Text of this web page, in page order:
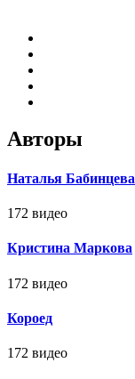
Авторы
Наталья Бабинцева
172 видео
Кристина Маркова
172 видео
Короед
172 видео